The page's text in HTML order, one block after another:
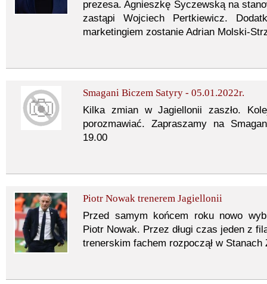
prezesa. Agnieszkę Syczewską na
zastąpi Wojciech Pertkiewicz.
marketingiem zostanie Adrian Molski-
Smagani Biczem Satyry - 05.01.2022r.
Kilka zmian w Jagiellonii zaszło.
porozmawiać. Zapraszamy na
19.00
Piotr Nowak trenerem Jagiellonii
Przed samym końcem roku nowo
Piotr Nowak. Przez długi czas jeden z
trenerskim fachem rozpoczął w Stanach